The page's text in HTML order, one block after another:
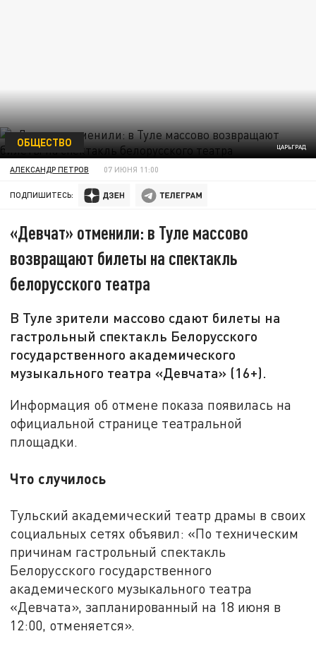
ЦАРЬГРАД
ОБЩЕСТВО
АЛЕКСАНДР ПЕТРОВ 07 ИЮНЯ 11:00
ПОДПИШИТЕСЬ:
«Девчат» отменили: в Туле массово
возвращают билеты на спектакль
белорусского театра
В Туле зрители массово сдают билеты на
гастрольный спектакль Белорусского
государственного академического
музыкального театра «Девчата» (16+).
Информация об отмене показа появилась на
официальной странице театральной
площадки.
Что случилось
Тульский академический театр драмы в своих
социальных сетях объявил: «По техническим
причинам гастрольный спектакль
Белорусского государственного
академического музыкального театра
«Девчата», запланированный на 18 июня в
12:00, отменяется».